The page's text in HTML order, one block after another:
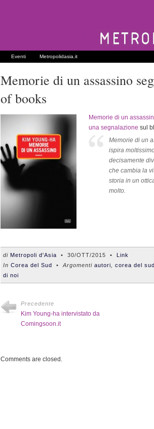
Eventi Metropolidasia.it
Memorie di un assassino
of books
Memorie di un
una segnalazione sul
Memorie di un
ispira
decisamente
che cambia la
storia in un
molto.
di Metropoli d'Asia • 30/OTT/2015 • Link
In Corea del Sud • Argomenti autori corea del sud
di noi
Precedente
Kim Young-ha intervistato da
Comingsoon.it
Comments are closed.